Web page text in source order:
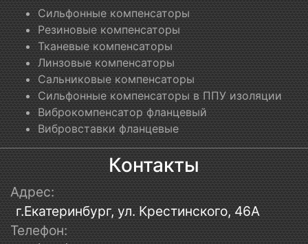
Сильфонные компенсаторы
Резиновые компенсаторы
Тканевые компенсаторы
Линзовые компенсаторы
Сальниковые компенсаторы
Сильфонные компенсаторы в ППУ изоляции
Виброкомпенсатор фланцевый
Вибровставки фланцевые
Контакты
Адрес:
г.Екатеринбург, ул. Крестинского, 46А
Телефон: